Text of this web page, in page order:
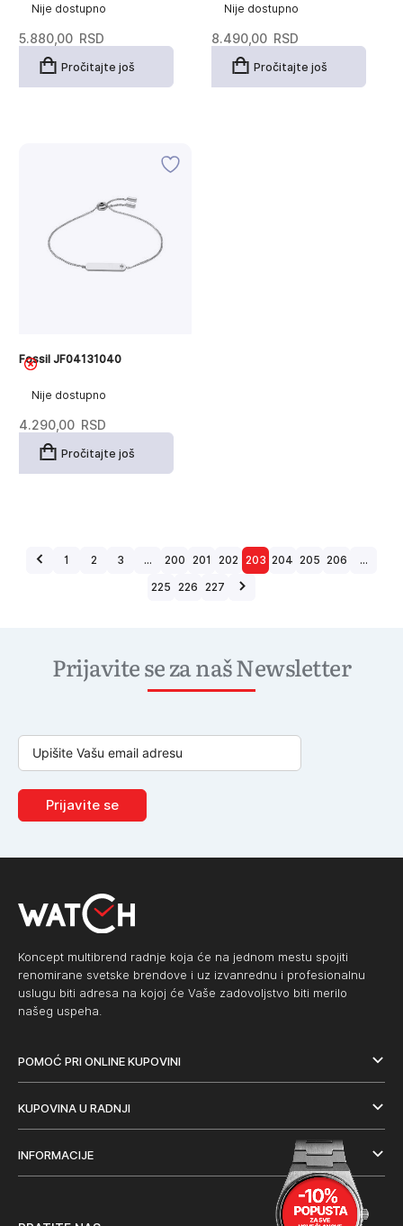
Nije dostupno
5.880,00 RSD
Pročitajte još
Nije dostupno
8.490,00 RSD
Pročitajte još
Nije dostupno
Fossil JF04131040
4.290,00 RSD
Pročitajte još
1 2 3 … 200 201 202 203 204 205 206
…
225 226 227
Prijavite se za naš Newsletter
Prijavite se
Koncept multibrend radnje koja će na jednom mestu spojiti
renomirane svetske brendove i uz izvanrednu i profesionalnu
uslugu biti adresa na kojoj će Vaše zadovoljstvo biti merilo
našeg uspeha.
POMOĆ PRI ONLINE KUPOVINI
KUPOVINA U RADNJI
INFORMACIJE